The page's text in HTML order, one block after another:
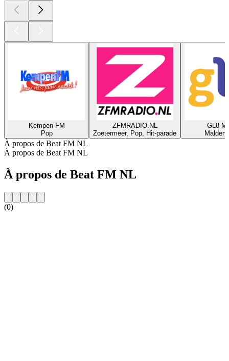
Kempen FM
Pop
ZFMRADIO.NL
Zoetermeer, Pop, Hit-parade
GL8
À propos de Beat FM NL
À propos de Beat FM NL
À propos de Beat FM NL
(0)